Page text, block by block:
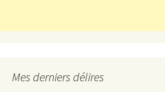
Mes derniers délires